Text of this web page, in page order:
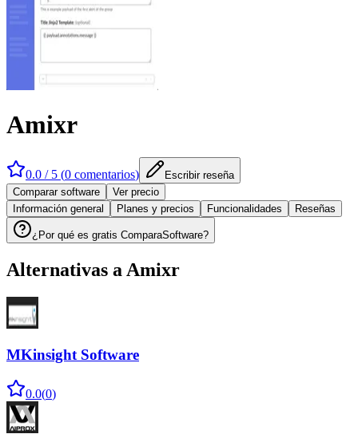
Amixr
0.0 / 5 (0 comentarios)
Escribir reseña
Comparar software
Ver precio
Información general
Planes y precios Funcionalidades Reseñas
¿Por qué es gratis ComparaSoftware?
Alternativas a Amixr
MKinsight Software
0.0(0)